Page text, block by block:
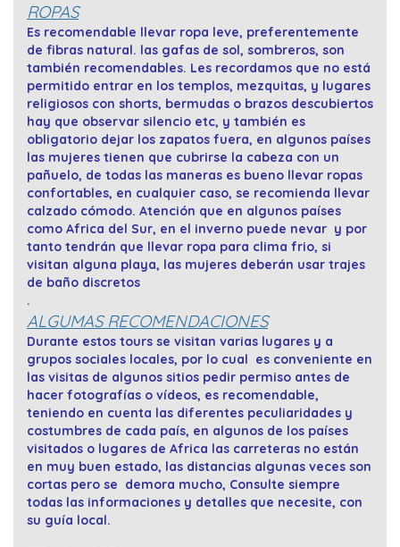
ROPAS
Es recomendable llevar ropa leve, preferentemente
de fibras natural. las gafas de sol, sombreros, son
también recomendables. Les recordamos que no está
permitido entrar en los templos, mezquitas, y lugares
religiosos con shorts, bermudas o brazos descubiertos
hay que observar silencio etc, y también es
obligatorio dejar los zapatos fuera, en algunos países
las mujeres tienen que cubrirse la cabeza con un
pañuelo, de todas las maneras es bueno llevar ropas
confortables, en cualquier caso, se recomienda llevar
calzado cómodo. Atención que en algunos países
como Africa del Sur, en el inverno puede nevar y por
tanto tendrán que llevar ropa para clima frio, si
visitan alguna playa, las mujeres deberán usar trajes
de baño discretos
.
ALGUMAS RECOMENDACIONES
Durante estos tours se visitan varias lugares y a
grupos sociales locales, por lo cual es conveniente en
las visitas de algunos sitios pedir permiso antes de
hacer fotografías o vídeos, es recomendable,
teniendo en cuenta las diferentes peculiaridades y
costumbres de cada país, en algunos de los países
visitados o lugares de Africa las carreteras no están
en muy buen estado, las distancias algunas veces son
cortas pero se demora mucho, Consulte siempre
todas las informaciones y detalles que necesite, con
su guía local.